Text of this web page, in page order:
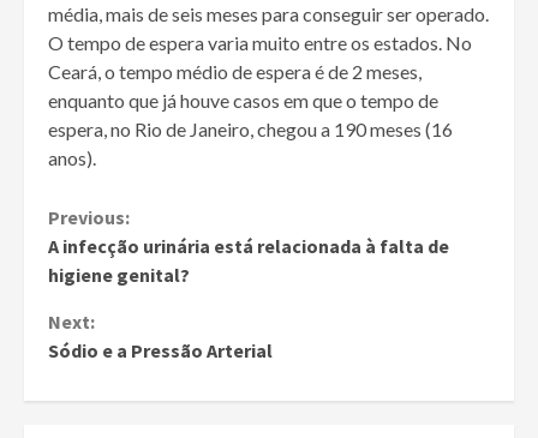
média, mais de seis meses para conseguir ser operado.
O tempo de espera varia muito entre os estados. No
Ceará, o tempo médio de espera é de 2 meses,
enquanto que já houve casos em que o tempo de
espera, no Rio de Janeiro, chegou a 190 meses (16
anos).
Continue
Reading
Previous:
A infecção urinária está relacionada à falta de
higiene genital?
Next:
Sódio e a Pressão Arterial